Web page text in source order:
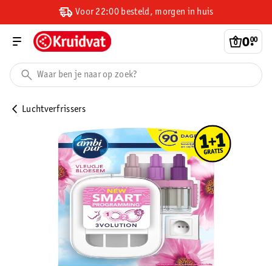
Voor 22:00 besteld, morgen in huis
0.
00
Luchtverfrissers